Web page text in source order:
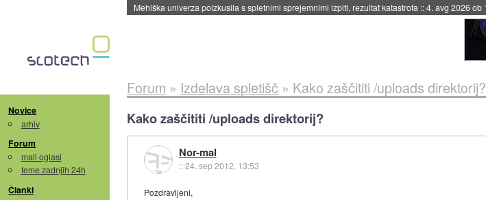
Evropska vesoljska agencija razvija svojo raketo za večkratno uporabo::4. avg 2026 ob 19:41
Novice
arhiv
Forum
mali oglasi
teme zadnjih 24h
Članki
Forum » Izdelava spletišč » Kako zaščititi /uploads direktorij?
Kako zaščititi /uploads direktorij?
Nor-mal
::24. sep 2012, 13:53
Pozdravljeni,